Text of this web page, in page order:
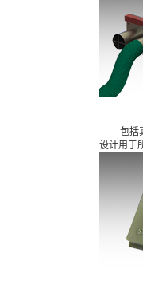
包括
设计用于